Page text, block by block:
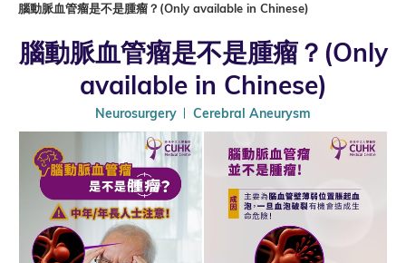
腦動脈血管瘤是不是腫瘤？(Only available in Chinese)
腦動脈血管瘤是不是腫瘤？(Only
available in Chinese)
Neurosurgery Cerebral Aneurysm